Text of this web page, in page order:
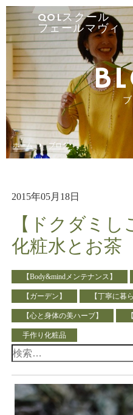
QOLスクール
フェールマヴィ
ホーム ブログ
2015年05月18日
【ドクダミ
化粧水とお茶
【Body&mindメンテナンス】
【ガーデン】 【丁寧に暮
【心と身体の美ハーブ】
手作り化粧品
検